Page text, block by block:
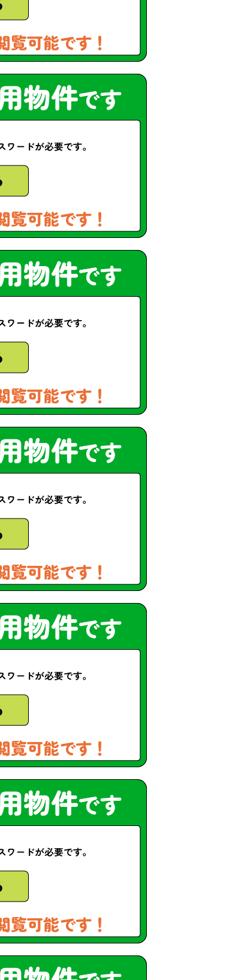
覧可能です！
覧可能です！
覧可能です！
覧可能です！
覧可能です！
覧可能です！